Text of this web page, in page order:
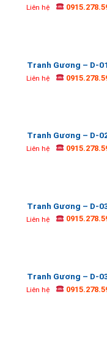
Liên hệ
Tranh Gương – D-
Liên hệ
Tranh Gương – D-
Liên hệ
Tranh Gương – D-
Liên hệ
Tranh Gương – D-
Liên hệ